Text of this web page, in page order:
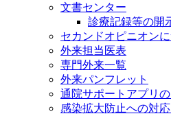
文書センター
診療記録等の開
セカンドオピニオン
外来担当医表
専門外来一覧
外来パンフレット
通院サポートアプリ
感染拡大防止への対